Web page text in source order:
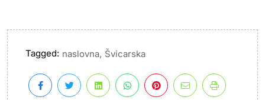
Tagged: naslovna, Švicarska